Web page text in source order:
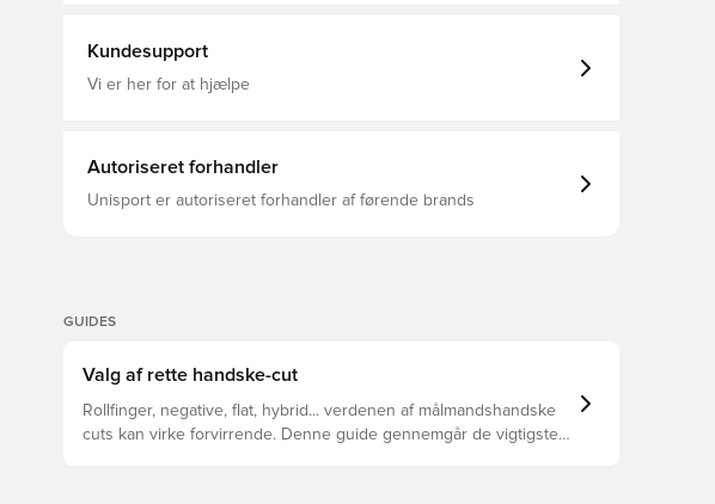
Kundesupport
Vi er her for at hjælpe
Autoriseret forhandler
Unisport er autoriseret forhandler af førende brands
GUIDES
Valg af rette handske-cut
Rollfinger, negative, flat, hybrid... verdenen af målmandshandske
cuts kan virke forvirrende. Denne guide gennemgår de vigtigste